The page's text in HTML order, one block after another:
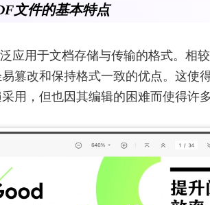
文件的基本特点
应用于文档存储与传输的格式。相
篡改和保持格式一致的优点。这使
用，但也因其编辑的困难而使得许